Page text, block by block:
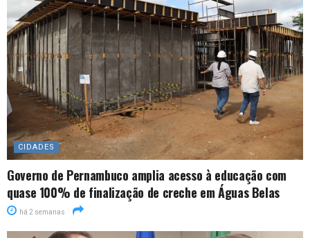
CIDADES
Governo de Pernambuco amplia acesso à educação com
quase 100% de finalização de creche em Águas Belas
há 2 semanas